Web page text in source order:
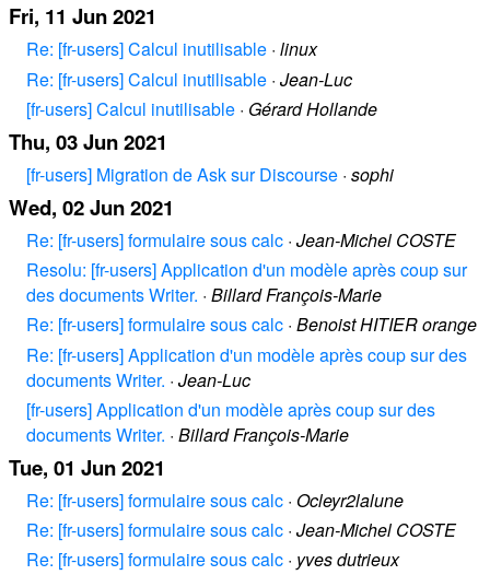
Fri, 11 Jun 2021
Re: [fr-users] Calcul inutilisable · linux
Re: [fr-users] Calcul inutilisable · Jean-Luc
[fr-users] Calcul inutilisable · Gérard Hollande
Thu, 03 Jun 2021
[fr-users] Migration de Ask sur Discourse · sophi
Wed, 02 Jun 2021
Re: [fr-users] formulaire sous calc · Jean-Michel COSTE
Resolu: [fr-users] Application d'un modèle après coup sur
des documents Writer. · Billard François-Marie
Re: [fr-users] formulaire sous calc · Benoist HITIER orange
Re: [fr-users] Application d'un modèle après coup sur des
documents Writer. · Jean-Luc
[fr-users] Application d'un modèle après coup sur des
documents Writer. · Billard François-Marie
Tue, 01 Jun 2021
Re: [fr-users] formulaire sous calc · Ocleyr2lalune
Re: [fr-users] formulaire sous calc · Jean-Michel COSTE
Re: [fr-users] formulaire sous calc · yves dutrieux